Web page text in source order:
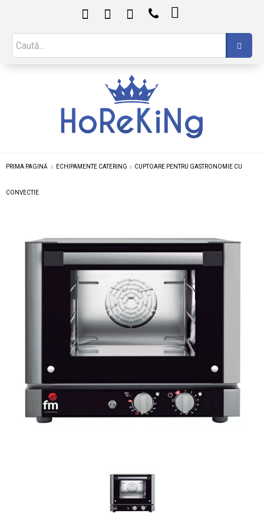

PRIMA PAGINĂ ECHIPAMENTE CATERING CUPTOARE PENTRU GASTRONOMIE CU
CONVECTIE